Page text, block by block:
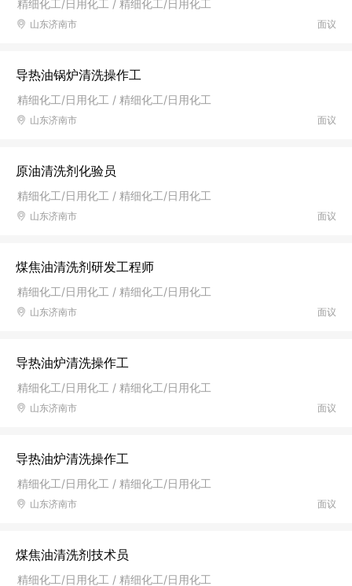
精细化工/日用化工 / 精细化工/日用化工
面议
山东济南市
导热油锅炉清洗操作工
精细化工/日用化工 / 精细化工/日用化工
面议
山东济南市
原油清洗剂化验员
精细化工/日用化工 / 精细化工/日用化工
面议
山东济南市
煤焦油清洗剂研发工程师
精细化工/日用化工 / 精细化工/日用化工
面议
山东济南市
导热油炉清洗操作工
精细化工/日用化工 / 精细化工/日用化工
面议
山东济南市
导热油炉清洗操作工
精细化工/日用化工 / 精细化工/日用化工
面议
山东济南市
煤焦油清洗剂技术员
精细化工/日用化工 / 精细化工/日用化工